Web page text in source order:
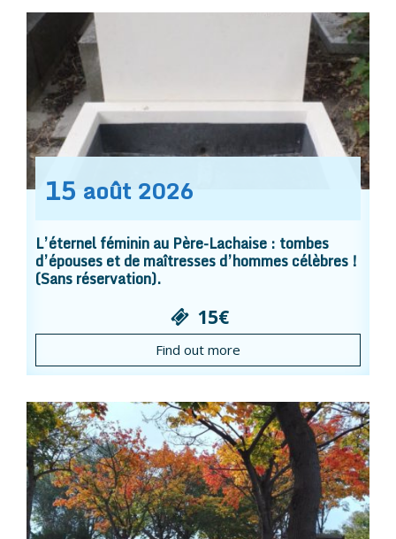
15 août 2026
L’éternel féminin au Père-Lachaise : tombes
d’épouses et de maîtresses d’hommes célèbres !
(Sans réservation).
15€
Find out more